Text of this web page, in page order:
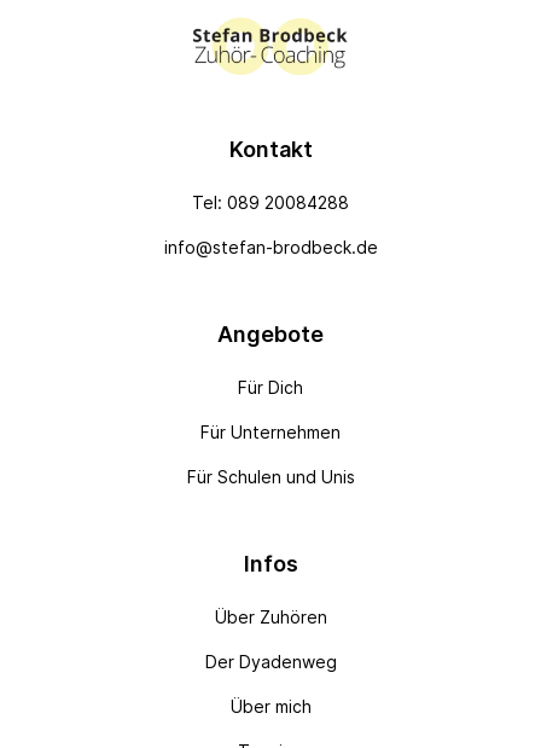
Kontakt
Tel: 089 20084288
info@stefan-brodbeck.de
Angebote
Für Dich
Für Unternehmen
Für Schulen und Unis
Infos
Über Zuhören
Der Dyadenweg
Über mich